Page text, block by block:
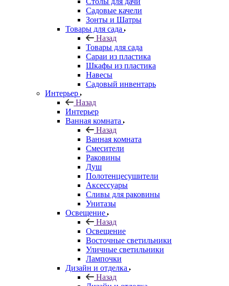
Садовые качели
Зонты и Шатры
Товары для сада
Назад
Товары для сада
Сараи из пластика
Шкафы из пластика
Навесы
Садовый инвентарь
Интерьер
Назад
Интерьер
Ванная комната
Назад
Ванная комната
Смесители
Раковины
Душ
Полотенцесушители
Аксессуары
Сливы для раковины
Унитазы
Освещение
Назад
Освещение
Восточные светильники
Уличные светильники
Лампочки
Дизайн и отделка
Назад